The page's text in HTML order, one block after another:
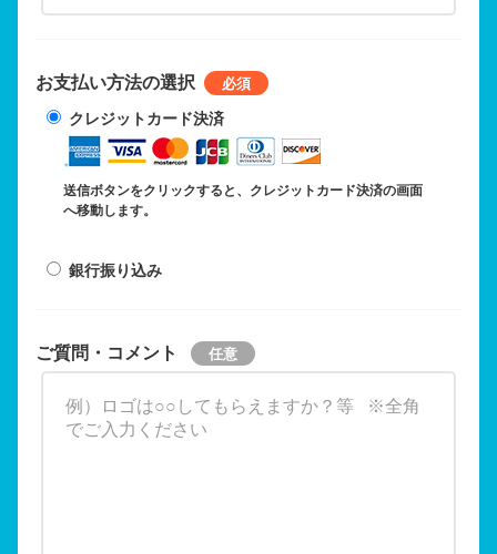
お支払い方法の選択
クレジットカード決済
送信ボタンをクリックすると、クレジットカード決済の画面
へ移動します。
銀行振り込み
ご質問・コメント